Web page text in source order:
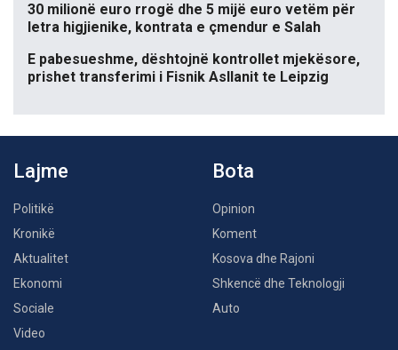
30 milionë euro rrogë dhe 5 mijë euro vetëm për
letra higjienike, kontrata e çmendur e Salah
E pabesueshme, dështojnë kontrollet mjekësore,
prishet transferimi i Fisnik Asllanit te Leipzig
Lajme
Politikë
Kronikë
Aktualitet
Ekonomi
Sociale
Video
Bota
Opinion
Koment
Kosova dhe Rajoni
Shkencë dhe Teknologji
Auto